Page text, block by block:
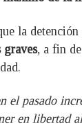
la detención
graves, a fin
el pasado
en libertad